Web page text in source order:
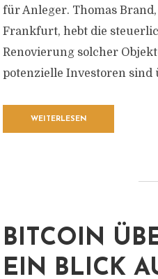
für Anleger. Thomas
Frankfurt, hebt die
Renovierung solcher
potenzielle Investoren sind
WEITERLESEN
BITCOIN
EIN BLICK